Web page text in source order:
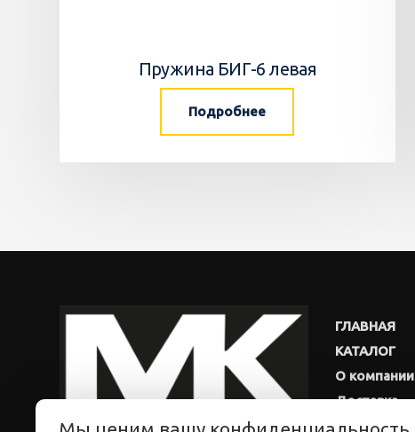
Пружина БИГ-6 левая
Подробнее
ГЛАВНАЯ
КАТАЛОГ
О компании
Доставка
Новости